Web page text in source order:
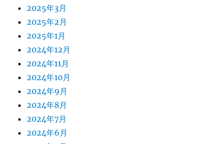
2025年3月
2025年2月
2025年1月
2024年12月
2024年11月
2024年10月
2024年9月
2024年8月
2024年7月
2024年6月